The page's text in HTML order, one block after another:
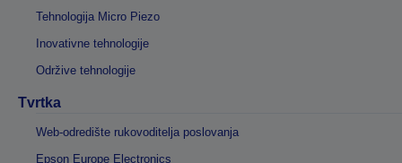
Tehnologija Micro Piezo
Inovativne tehnologije
Održive tehnologije
Tvrtka
Web-odredište rukovoditelja poslovanja
Epson Europe Electronics